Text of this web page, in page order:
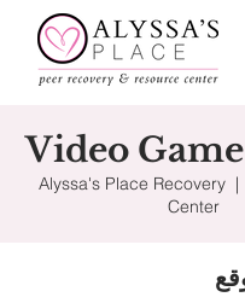
Video
  |
Alyssa's Place Recovery
Center